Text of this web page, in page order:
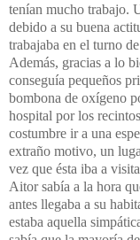
tenían mucho trabajo.
debido a su buena
trabajaba en el turno
Además, gracias a lo
conseguía pequeños
bombona de oxígeno
hospital por los
costumbre ir a una
extraño motivo, un
vez que ésta iba a
Aitor sabía a la hora
antes llegaba a su
estaba aquella